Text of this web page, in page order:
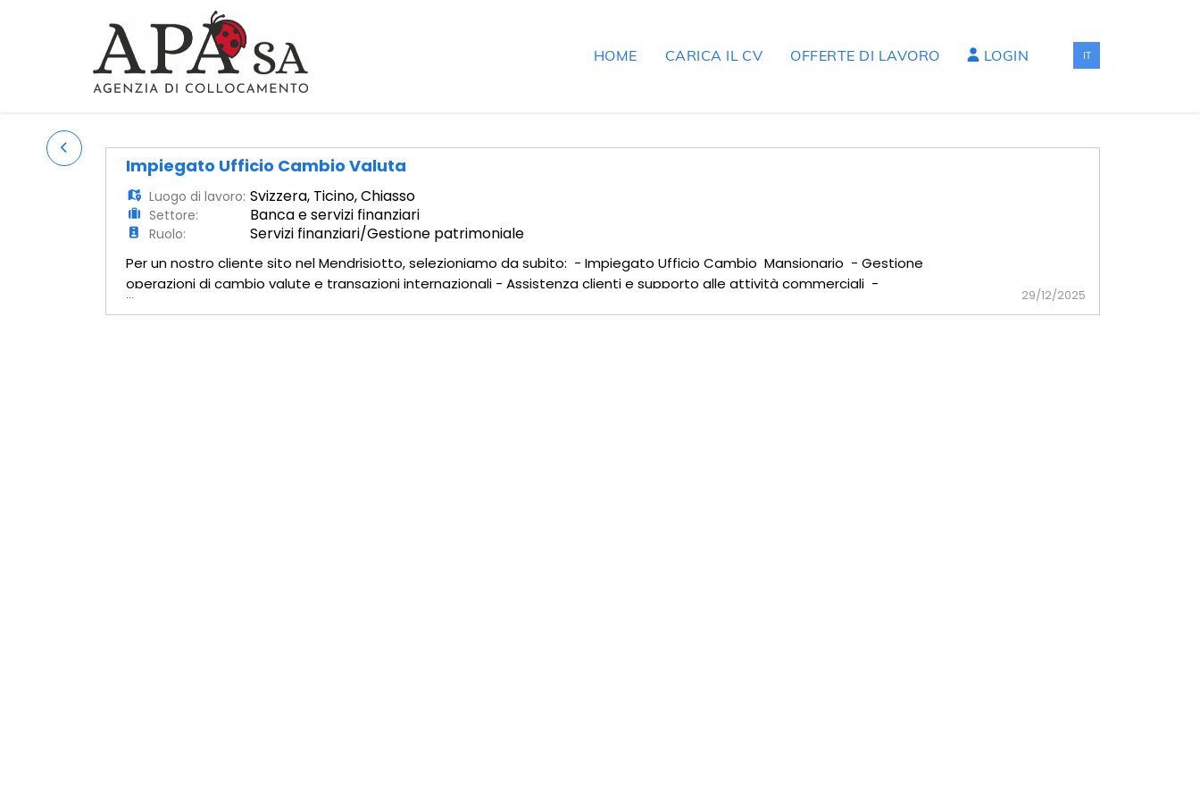
HOME CARICA IL CV OFFERTE DI LAVORO LOGIN IT
Impiegato Ufficio Cambio Valuta
Luogo di lavoro: Svizzera, Ticino,Chiasso
Settore: Banca e servizi finanziari
Ruolo: Servizi finanziari/Gestione patrimoniale
Per un nostro cliente sito nel Mendrisiotto, selezioniamo da subito: - Impiegato Ufficio Cambio Mansionario - Gestione
operazioni di cambio valute e transazioni internazionali - Assistenza clienti e supporto alle attività commerciali -
Elaborazione documenti e report giornalieri - Collaborazione con team interno - Consegna di valuta in zona
... 29/12/2025